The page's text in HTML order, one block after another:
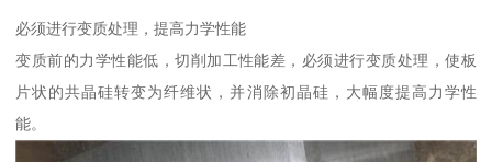
必须进行变质处理，提高力学性能
变质前的力学性能低，切削加工性能差，必须进行变质处理，使板
片状的共晶硅转变为纤维状，并消除初晶硅，大幅度提高力学性
能。